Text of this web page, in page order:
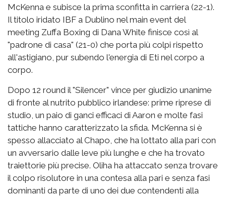
McKenna e subisce la prima sconfitta in carriera (22-1).
Il titolo iridato IBF a Dublino nel main event del
meeting Zuffa Boxing di Dana White finisce così al
"padrone di casa" (21-0) che porta più colpi rispetto
all'astigiano, pur subendo l'energia di Eti nel corpo a
corpo.
Dopo 12 round il "Silencer" vince per giudizio unanime
di fronte al nutrito pubblico irlandese: prime riprese di
studio, un paio di ganci efficaci di Aaron e molte fasi
tattiche hanno caratterizzato la sfida. McKenna si è
spesso allacciato al Chapo, che ha lottato alla pari con
un avversario dalle leve più lunghe e che ha trovato
traiettorie più precise. Oliha ha attaccato senza trovare
il colpo risolutore in una contesa alla pari e senza fasi
dominanti da parte di uno dei due contendenti alla